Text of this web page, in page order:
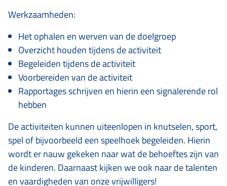
Werkzaamheden:
Het ophalen en werven van de doelgroep
Overzicht houden tijdens de activiteit
Begeleiden tijdens de activiteit
Voorbereiden van de activiteit
Rapportages schrijven en hierin een signalerende rol
hebben
De activiteiten kunnen uiteenlopen in knutselen, sport,
spel of bijvoorbeeld een speelhoek begeleiden. Hierin
wordt er nauw gekeken naar wat de behoeftes zijn van
de kinderen. Daarnaast kijken we ook naar de talenten
en vaardigheden van onze vrijwilligers!